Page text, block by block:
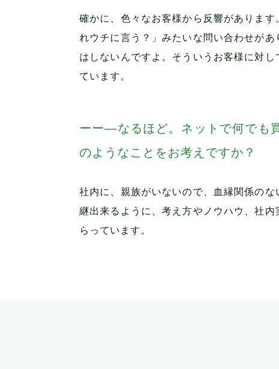
確かに、色々なお客様から反響がありま
れウチに言う？」みたいな問い合わせが
はしないんですよ。そういうお客様に対
ています。
―なるほど。ネットで何でも
のようなことをお考えですか？
社内に、親族がいないので、血縁関係の
継出来るように、考え方やノウハウ、社
らっています。